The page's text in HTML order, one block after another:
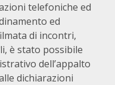
telefoniche ed
ed
di incontri,
è stato possibile
dell’appalto
dichiarazioni